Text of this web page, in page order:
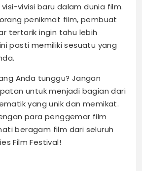
vivisi baru dalam dunia film.
penikmat film, pembuat
tertarik ingin tahu lebih
pasti memiliki sesuatu yang
Anda tunggu? Jangan
untuk menjadi bagian dari
yang unik dan memikat.
para penggemar film
beragam film dari seluruh
Film Festival!